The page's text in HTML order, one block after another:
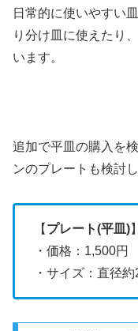
日常的に使いやすい
り分け皿に使えたり
います。
追加で平皿の購入を
ンのプレートも検討
【 プレート(平皿)】
・価格：1,500円
・サイズ：直径